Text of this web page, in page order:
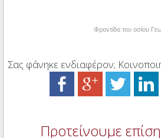
Φροντίδα του οσίου
Σας φάνηκε ενδιαφέρον;
Προτείνουμε